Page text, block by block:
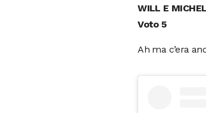
WILL E
Voto 5
Ah ma c’era